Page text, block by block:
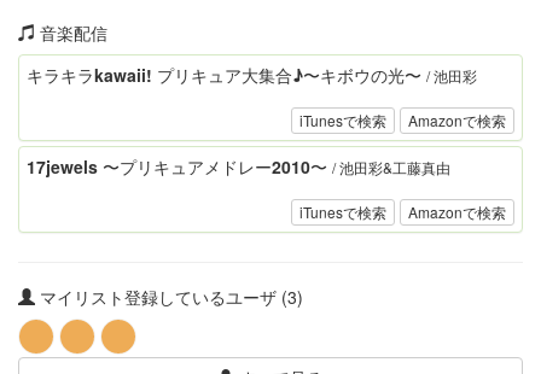
音楽配信
iTunesで検索 Amazonで検索
キラキラkawaii! プリキュア大集合♪〜キボウの光〜 / 池田彩
iTunesで検索 Amazonで検索
17jewels 〜プリキュアメドレー2010〜 / 池田彩&工藤真由
マイリスト登録しているユーザ (3)